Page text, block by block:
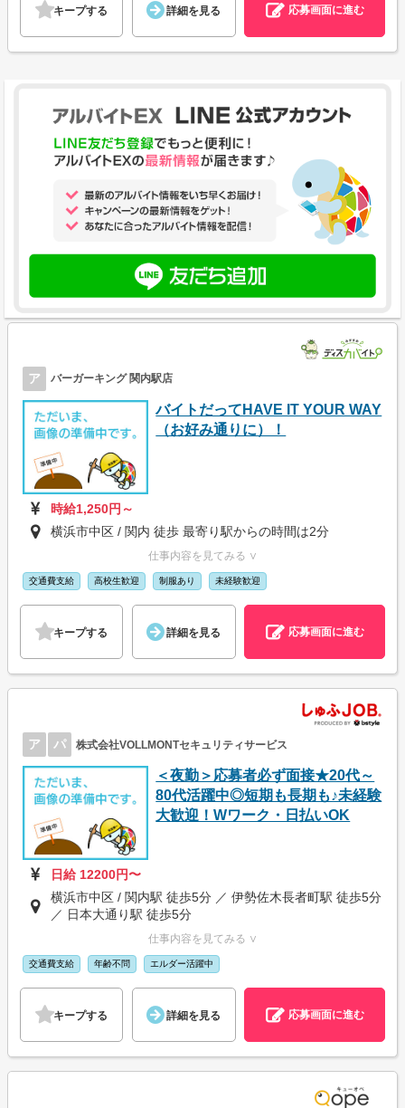
キープする 詳細を見る 応募画面に進む
ア バーガーキング 関内駅店
バイトだってHAVE IT YOUR WAY
（お好み通りに）！
時給1,250円～
横浜市中区 / 関内 徒歩 最寄り駅からの時間は2分
仕事内容を見てみる ∨
交通費支給 高校生歓迎 制服あり 未経験歓迎
キープする 詳細を見る 応募画面に進む
ア パ 株式会社VOLLMONTセキュリティサービス
＜夜勤＞応募者必ず面接★20代～
80代活躍中◎短期も長期も♪未経験
大歓迎！Wワーク・日払いOK
日給 12200円〜
横浜市中区 / 関内駅 徒歩5分 ／ 伊勢佐木長者町駅 徒歩5分
／ 日本大通り駅 徒歩5分
仕事内容を見てみる ∨
交通費支給 年齢不問 エルダー活躍中
キープする 詳細を見る 応募画面に進む